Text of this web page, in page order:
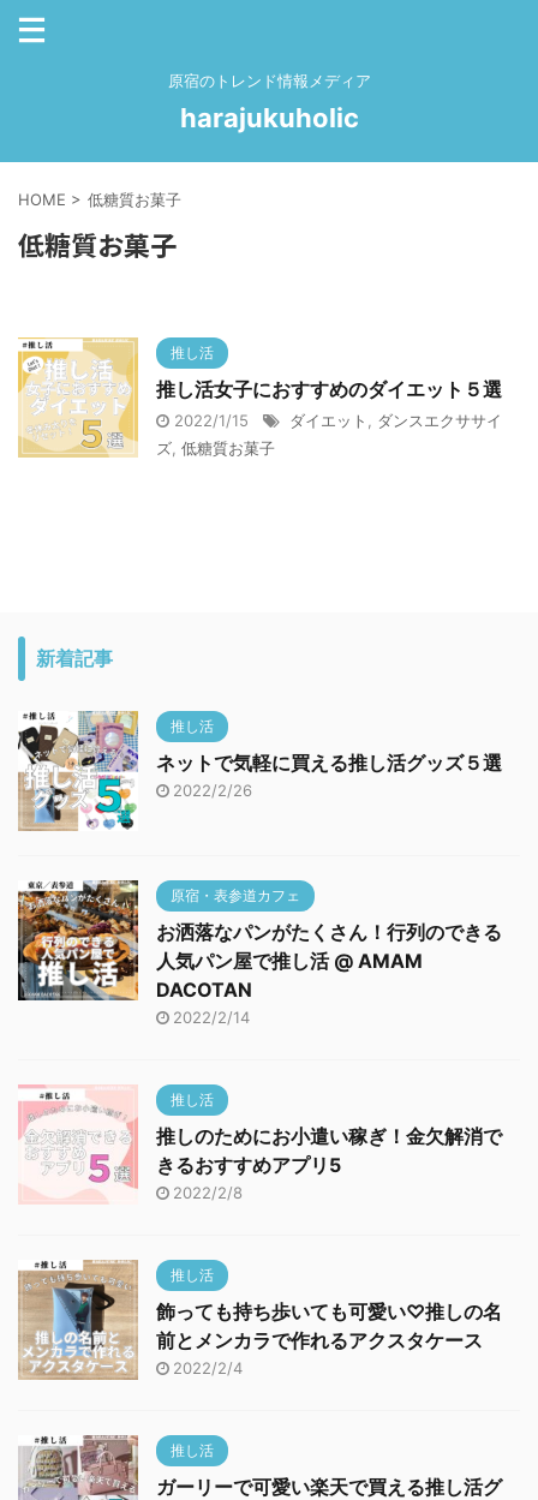
原宿のトレンド情報メディア
harajukuholic
HOME > 低糖質お菓子
低糖質お菓子
推し活
推し活女子におすすめのダイエット５選
2022/1/15 ダイエット
ダンスエクササイ
ズ 低糖質お菓子
新着記事
推し活
ネットで気軽に買える推し活グッズ５選
2022/2/26
原宿・表参道カフェ
お洒落なパンがたくさん！行列のできる
人気パン屋で推し活 @ AMAM
DACOTAN
2022/2/14
推し活
推しのためにお小遣い稼ぎ！金欠解消で
きるおすすめアプリ5
2022/2/8
推し活
飾っても持ち歩いても可愛い♡推しの名
前とメンカラで作れるアクスタケース
2022/2/4
推し活
ガーリーで可愛い楽天で買える推し活グ